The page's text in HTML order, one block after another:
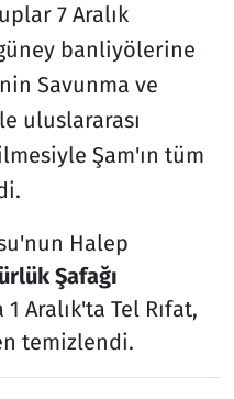
7 Aralık
banliyölerine
Savunma ve
uluslararası
Şam'ın tüm
Halep
Şafağı
Aralık'ta Tel Rıfat,
temizlendi.